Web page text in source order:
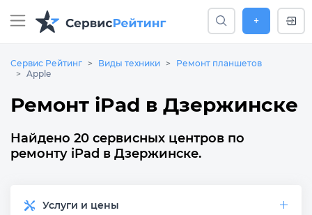
+
Сервис Рейтинг Виды техники
Ремонт планшетов
Apple
Ремонт iPad в Дзержинске
Найдено 20 сервисных центров по
ремонту iPad в Дзержинске.
Услуги и цены